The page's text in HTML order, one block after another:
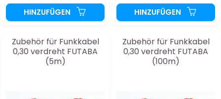
HINZUFÜGEN HINZUFÜGEN
Zubehör für Funkkabel
0,30 verdreht FUTABA
(5m)
Zubehör für Funkkabel
0,30 verdreht FUTABA
(100m)